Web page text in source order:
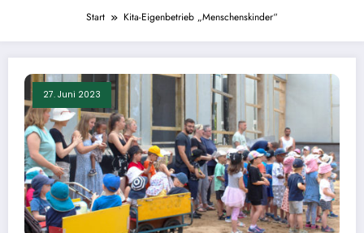
Start Kita-Eigenbetrieb „Menschenskinder“
27. Juni 2023